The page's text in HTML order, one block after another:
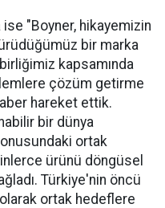
"Boyner, hikayemizin
bir marka
kapsamında
çözüm getirme
hareket ettik.
bir dünya
ortak
ürünü döngüsel
Türkiye'nin öncü
ortak hedeflere